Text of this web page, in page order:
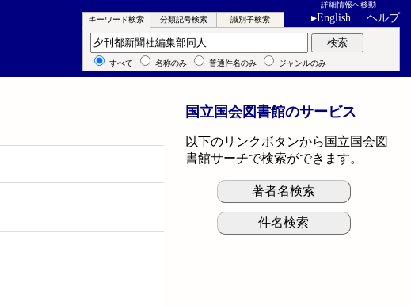
詳細情報へ移動
▸English ヘルプ
キーワード検索 分類記号検索 識別子検索
キーワード検索 検索
すべて 名称のみ 普通件名のみ ジャンルのみ
国立国会図書館のサービス
以下のリンクボタンから国立国会図
書館サーチで検索ができます。
著者名検索
件名検索